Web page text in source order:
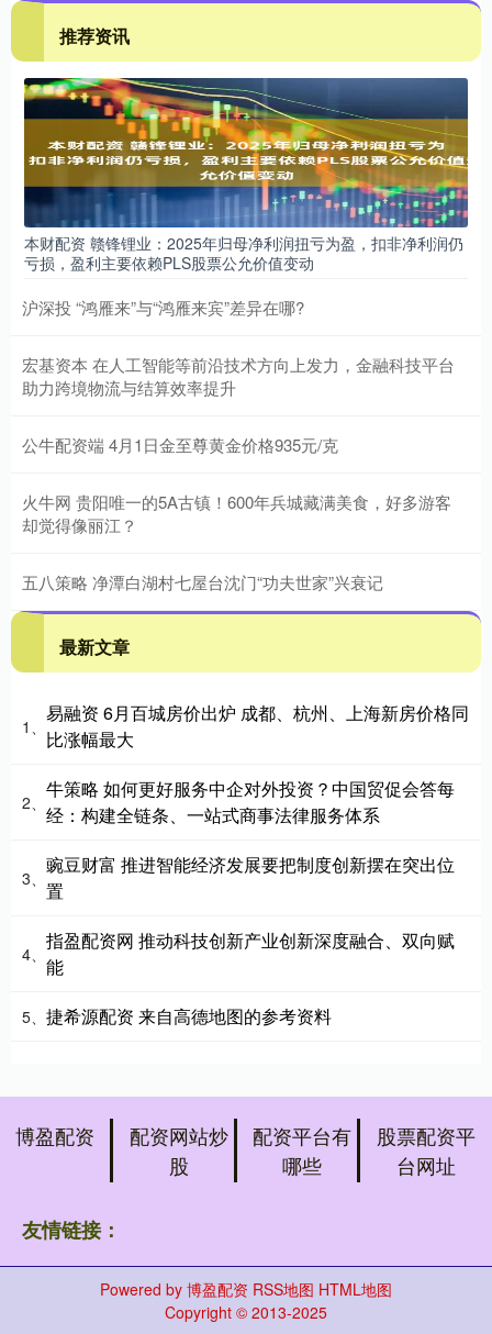
推荐资讯
本财配资 赣锋锂业：2025年归母净利润扭亏为盈，扣非净利润仍
亏损，盈利主要依赖PLS股票公允价值变动
沪深投 “鸿雁来”与“鸿雁来宾”差异在哪?
宏基资本 在人工智能等前沿技术方向上发力，金融科技平台
助力跨境物流与结算效率提升
公牛配资端 4月1日金至尊黄金价格935元/克
火牛网 贵阳唯一的5A古镇！600年兵城藏满美食，好多游客
却觉得像丽江？
五八策略 净潭白湖村七屋台沈门“功夫世家”兴衰记
最新文章
1、
易融资 6月百城房价出炉 成都、杭州、上海新房价格同
比涨幅最大
2、
牛策略 如何更好服务中企对外投资？中国贸促会答每
经：构建全链条、一站式商事法律服务体系
3、
豌豆财富 推进智能经济发展要把制度创新摆在突出位
置
4、
指盈配资网 推动科技创新产业创新深度融合、双向赋
能
5、 捷希源配资 来自高德地图的参考资料
博盈配资
配资网站炒
股
配资平台有
哪些
股票配资平
台网址
友情链接：
Powered by 博盈配资 RSS地图 HTML地图
Copyright © 2013-2025